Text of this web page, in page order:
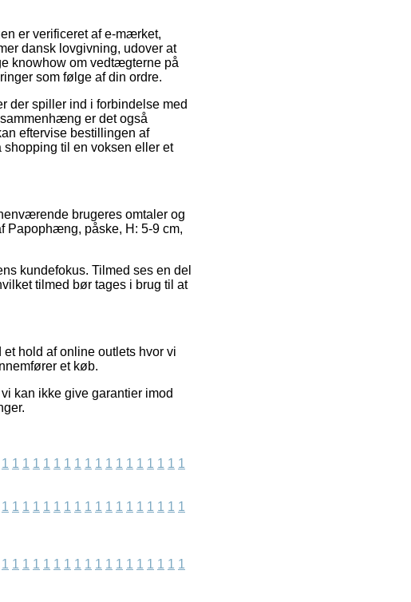
er verificeret af e-mærket,
dansk lovgivning, udover at
knowhow om vedtægterne på
som følge af din ordre.
der spiller ind i forbindelse med
er det også
eftervise bestillingen af
til en voksen eller et
brugeres omtaler og
Papophæng, påske, H: 5-9 cm,
kundefokus. Tilmed ses en del
tilmed bør tages i brug til at
hold af online outlets hvor vi
et køb.
kan ikke give garantier imod
1 1 1 1 1 1 1 1 1 1 1 1 1 1 1 1 1 1
1 1 1 1 1 1 1 1 1 1 1 1 1 1 1 1 1 1
1 1 1 1 1 1 1 1 1 1 1 1 1 1 1 1 1 1